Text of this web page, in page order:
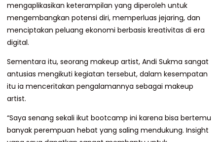
mengaplikasikan keterampilan yang diperoleh untuk
mengembangkan potensi diri, memperluas jejaring, dan
menciptakan peluang ekonomi berbasis kreativitas di era
digital.
Sementara itu, seorang makeup artist, Andi Sukma sangat
antusias mengikuti kegiatan tersebut, dalam kesempatan
itu ia menceritakan pengalamannya sebagai makeup
artist.
“Saya senang sekali ikut bootcamp ini karena bisa bertemu
banyak perempuan hebat yang saling mendukung. Insight